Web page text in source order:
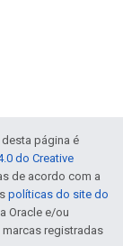
página é
do Creative
de acordo com a
políticas do site do
Oracle e/ou
marcas registradas